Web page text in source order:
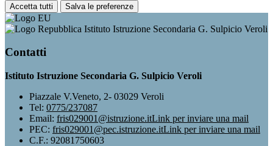
Accetta tutti Salva le preferenze
Istituto Istruzione Secondaria G. Sulpicio Veroli
Contatti
Istituto Istruzione Secondaria G. Sulpicio Veroli
Piazzale V.Veneto, 2- 03029 Veroli
Tel: 0775/237087
Email: fris029001@istruzione.itLink per inviare una mail
PEC: fris029001@pec.istruzione.itLink per inviare una mail
C.F.: 92081750603